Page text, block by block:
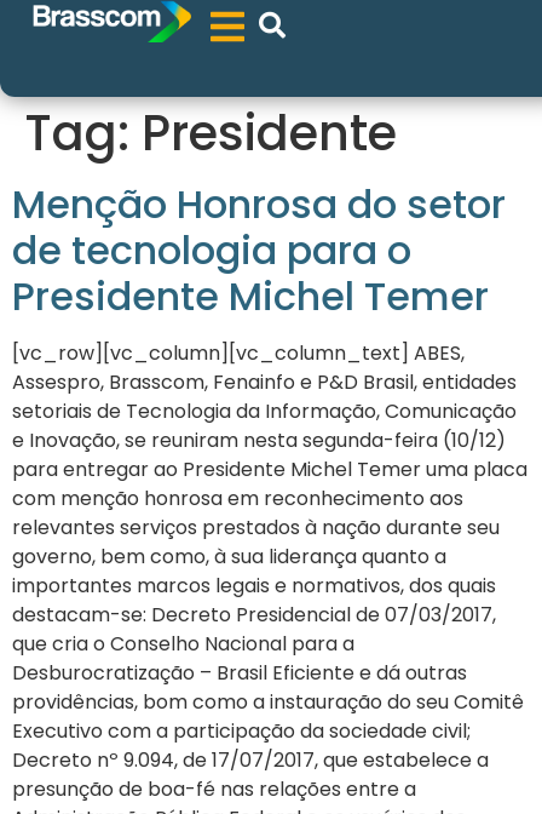
Tag: Presidente
Menção Honrosa do setor
de tecnologia para o
Presidente Michel Temer
[vc_row][vc_column][vc_column_text] ABES,
Assespro, Brasscom, Fenainfo e P&D Brasil, entidades
setoriais de Tecnologia da Informação, Comunicação
e Inovação, se reuniram nesta segunda-feira (10/12)
para entregar ao Presidente Michel Temer uma placa
com menção honrosa em reconhecimento aos
relevantes serviços prestados à nação durante seu
governo, bem como, à sua liderança quanto a
importantes marcos legais e normativos, dos quais
destacam-se: Decreto Presidencial de 07/03/2017,
que cria o Conselho Nacional para a
Desburocratização – Brasil Eficiente e dá outras
providências, bom como a instauração do seu Comitê
Executivo com a participação da sociedade civil;
Decreto nº 9.094, de 17/07/2017, que estabelece a
presunção de boa-fé nas relações entre a